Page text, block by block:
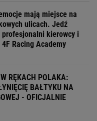
mają miejsce na
ulicach. Jedź
kierowcy i
Racing Academy
RĘKACH POLAKA:
BAŁTYKU NA
- OFICJALNIE